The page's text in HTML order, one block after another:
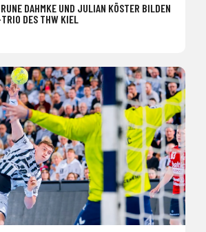
DAHMKE UND JULIAN KÖSTER BILDEN
DES THW KIEL